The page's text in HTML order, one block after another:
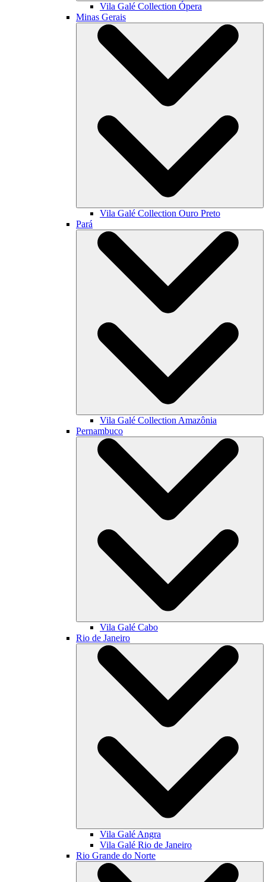
Vila Galé Collection Ópera
Minas Gerais
Vila Galé Collection Ouro Preto
Pará
Vila Galé Collection Amazônia
Pernambuco
Vila Galé Cabo
Rio de Janeiro
Vila Galé Angra
Vila Galé Rio de Janeiro
Rio Grande do Norte